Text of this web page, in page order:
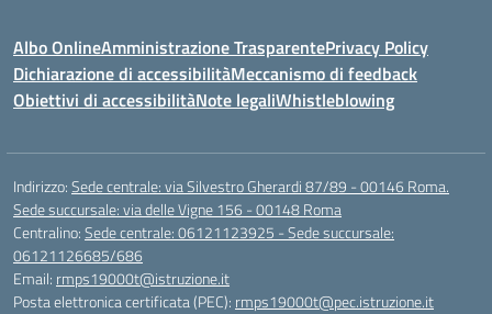
Albo OnlineAmministrazione TrasparentePrivacy Policy
Dichiarazione di accessibilitàMeccanismo di feedback
Obiettivi di accessibilitàNote legaliWhistleblowing
Indirizzo:Sede centrale: via Silvestro Gherardi 87/89 - 00146 Roma.
Sede succursale: via delle Vigne 156 - 00148 Roma
Centralino:Sede centrale: 06121123925 - Sede succursale:
06121126685/686
Email: rmps19000t@istruzione.it
Posta elettronica certificata (PEC): rmps19000t@pec.istruzione.it